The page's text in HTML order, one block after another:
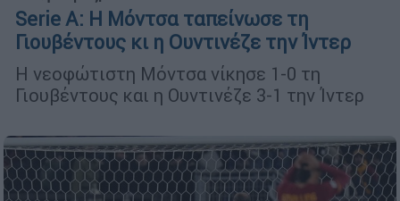
Serie A: Η Μόντσα ταπείνωσε τη
Γιουβέντους κι η Ουντινέζε την Ίντερ
H νεοφώτιστη Μόντσα νίκησε 1-0 τη
Γιουβέντους και η Ουντινέζε 3-1 την Ίντερ